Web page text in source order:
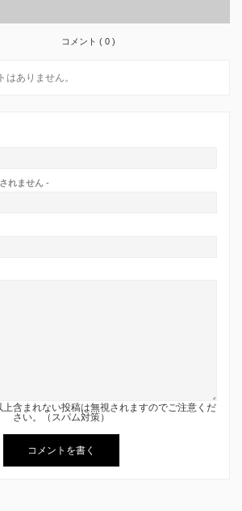
コメント ( 0 )
はありません。
れません -
上含まれない投稿は無視されますのでご注意くだ
さい。（スパム対策）